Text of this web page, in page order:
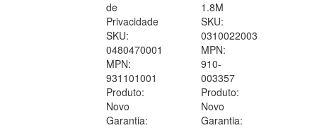
de
Privacidade
SKU:
0480470001
MPN:
931101001
Produto:
Novo
Garantia:
1.8M
SKU:
0310022003
MPN:
910-
003357
Produto:
Novo
Garantia: